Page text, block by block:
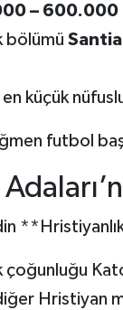
– 600.000
bölümü
en küçük
futbol
çoğunluğu
Hristiyan